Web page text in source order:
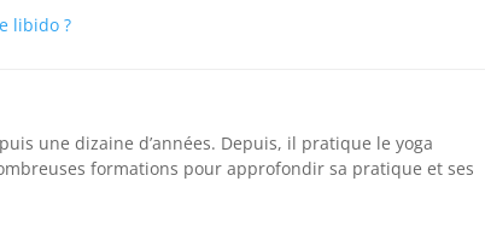
libido ?
une dizaine d’années. Depuis, il pratique le yoga
formations pour approfondir sa pratique et ses